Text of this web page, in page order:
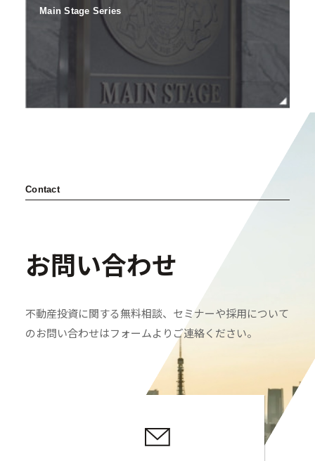
Main Stage Series
Contact
お問い合わせ
不動産投資に関する無料相談、セミナーや採用について
のお問い合わせはフォームよりご連絡ください。